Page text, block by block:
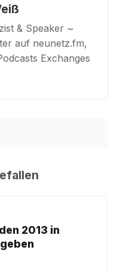
& Speaker ~
auf neunetz.fm,
Exchanges
2013 in